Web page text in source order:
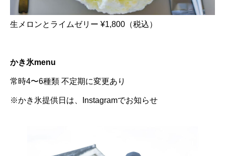
生メロンとライムゼリー ¥1,800（税込）
かき氷menu
常時4〜6種類 不定期に変更あり
※かき氷提供日は、Instagramでお知らせ